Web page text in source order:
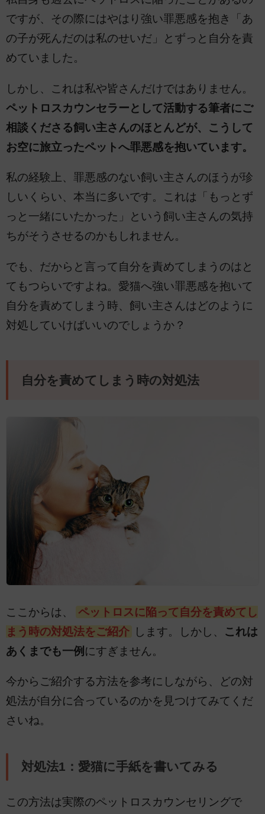
ですが、その際にはやはり強い罪悪感を抱き「あ
の子が死んだのは私のせいだ」とずっと自分を責
めていました。
しかし、これは私や皆さんだけではありません。
ペットロスカウンセラーとして活動する筆者にご
相談くださる飼い主さんのほとんどが、こうして
お空に旅立ったペットへ罪悪感を抱いています。
私の経験上、罪悪感のない飼い主さんのほうが珍
しいくらい、本当に多いです。これは「もっとず
っと一緒にいたかった」という飼い主さんの気持
ちがそうさせるのかもしれません。
でも、だからと言って自分を責めてしまうのはと
てもつらいですよね。愛猫へ強い罪悪感を抱いて
自分を責めてしまう時、飼い主さんはどのように
対処していけばいいのでしょうか？
自分を責めてしまう時の対処法
ここからは、
ペットロスに陥って自分を責めてし
まう時の対処法をご紹介 します。しかし、 これは
あくまでも一例 にすぎません。
今からご紹介する方法を参考にしながら、どの対
処法が自分に合っているのかを見つけてみてくだ
さいね。
対処法1：愛猫に手紙を書いてみる
この方法は実際のペットロスカウンセリングで